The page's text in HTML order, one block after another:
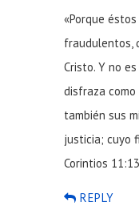
«Porque
fraudulentos,
Cristo. Y no
disfraza
también sus
justicia; cuyo
Corintios
REPLY